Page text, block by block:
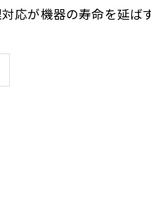
が機器の寿命を延ば